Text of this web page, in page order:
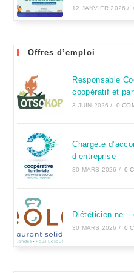
12 JANVIER 2026 /
Offres d’emploi
Responsable
coopératif et
3 JUIN 2026 / 0
Chargé.e
d’entreprise
30 MARS 2026 / 0
Diététicien.ne –
30 MARS 2026 / 0